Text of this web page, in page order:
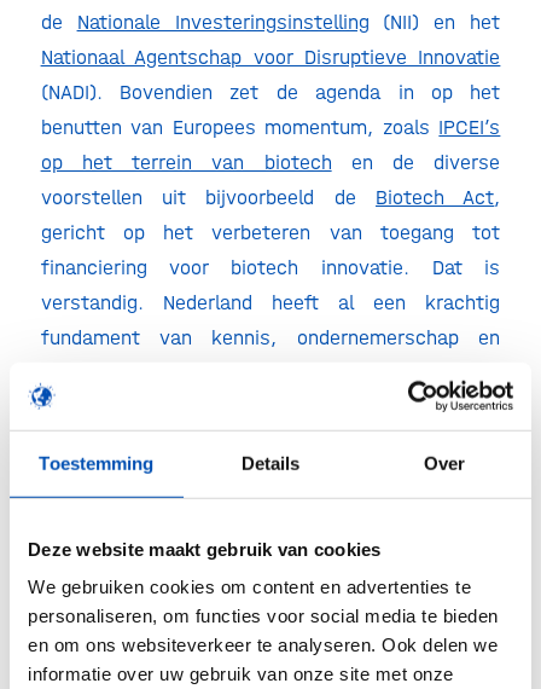
Toestemming Details Over
Deze website maakt gebruik van cookies
We gebruiken cookies om content en advertenties te
personaliseren, om functies voor social media te bieden
en om ons websiteverkeer te analyseren. Ook delen we
informatie over uw gebruik van onze site met onze
de Nationale Investeringsinstelling (NII) en het
Nationaal Agentschap voor Disruptieve Innovatie
(NADI). Bovendien zet de agenda in op het
benutten van Europees momentum, zoals IPCEI’s
op het terrein van biotech en de diverse
voorstellen uit bijvoorbeeld de Biotech Act,
gericht op het verbeteren van toegang tot
financiering voor biotech innovatie. Dat is
verstandig. Nederland heeft al een krachtig
fundament van kennis, ondernemerschap en
is dan ook lang niet altijd de beste aanpak,
wat beter kan, en het optimaal benutten van
Hollandbio ziet de in de agenda aangekondigde
Biotech Board als essentieel: deze kan op basis
van ruime expertise en ervaring in het
bedrijfsleven, de overheid van gedegen advies